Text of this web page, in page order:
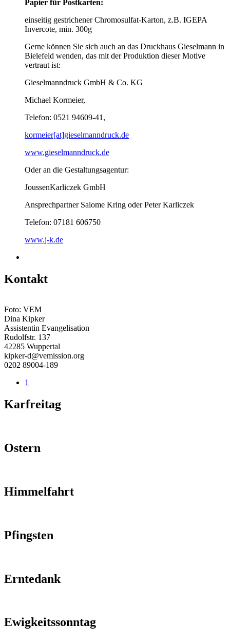
Papier für Postkarten:
einseitig gestrichener Chromosulfat-Karton, z.B. IGEPA
Invercote, min. 300g
Gerne können Sie sich auch an das Druckhaus Gieselmann in
Bielefeld wenden, das mit der Produktion dieser Motive
vertraut ist:
Gieselmanndruck GmbH & Co. KG
Michael Kormeier,
Telefon: 0521 94609-41,
kormeier[at]gieselmanndruck.de
www.gieselmanndruck.de
Oder an die Gestaltungsagentur:
JoussenKarliczek GmbH
Ansprechpartner Salome Kring oder Peter Karliczek
Telefon: 07181 606750
www.j-k.de
Kontakt
Foto: VEM
Dina Kipker
Assistentin Evangelisation
Rudolfstr. 137
42285 Wuppertal
kipker-d@vemission.org
0202 89004-189
1
Karfreitag
Ostern
Himmelfahrt
Pfingsten
Erntedank
Ewigkeitssonntag